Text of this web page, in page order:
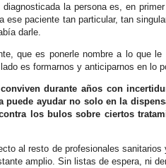
la persona es, en
paciente tan particular, tan
darle.
que es ponerle nombre a lo que
es formarnos y anticiparnos en lo
durante años con
ayudar no solo en la
los bulos sobre ciertos
al resto de profesionales
amplio. Sin listas de espera, ni